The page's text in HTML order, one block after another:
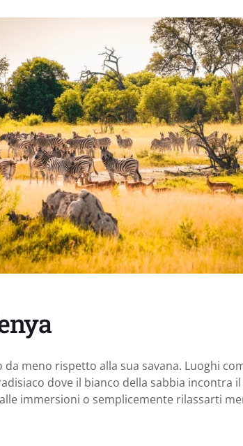
da meno rispetto alla sua savana. Luoghi
dove il bianco della sabbia incontra il
immersioni o semplicemente rilassarti